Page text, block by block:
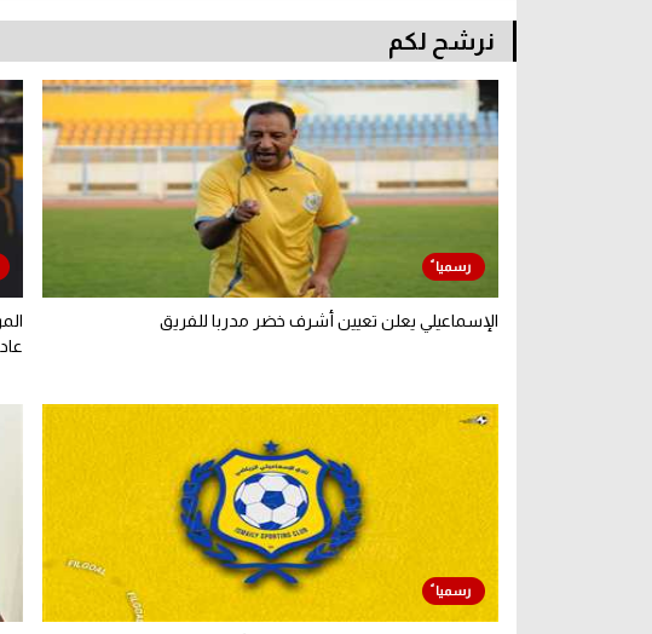
نرشح لكم
الإسماعيلي يعلن تعيين أشرف خضر مدربا للفريق